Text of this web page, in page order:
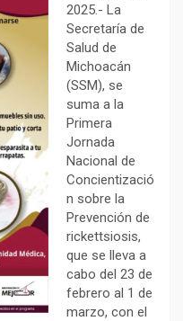
2025.- La
Secretaría de
Salud de
Michoacán
(SSM), se
suma a la
Primera
Jornada
Nacional de
Concientizació
n sobre la
Prevención de
rickettsiosis,
que se lleva a
cabo del 23 de
febrero al 1 de
marzo, con el